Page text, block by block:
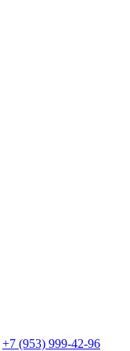
+7 (953) 999-42-96